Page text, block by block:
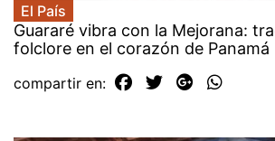
El País
Guararé vibra con la Mejorana:
folclore en el corazón de Panamá
compartir en: